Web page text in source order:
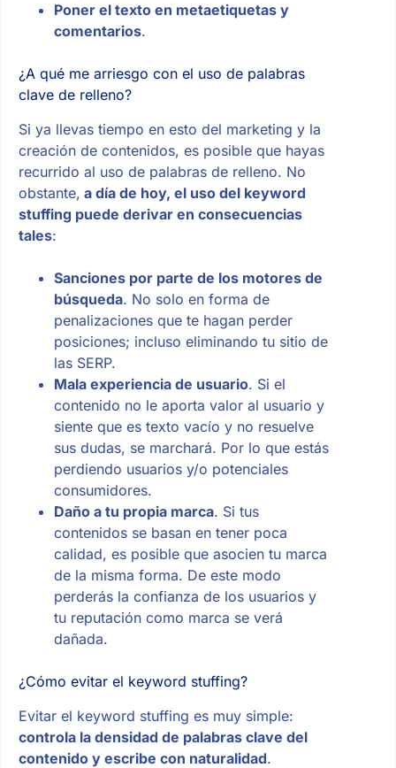
Poner el texto en metaetiquetas y
comentarios.
¿A qué me arriesgo con el uso de palabras
clave de relleno?
Si ya llevas tiempo en esto del marketing y la
creación de contenidos, es posible que hayas
recurrido al uso de palabras de relleno. No
obstante, a día de hoy, el uso del keyword
stuffing puede derivar en consecuencias
tales:
Sanciones por parte de los motores de
búsqueda. No solo en forma de
penalizaciones que te hagan perder
posiciones; incluso eliminando tu sitio de
las SERP.
Mala experiencia de usuario. Si el
contenido no le aporta valor al usuario y
siente que es texto vacío y no resuelve
sus dudas, se marchará. Por lo que estás
perdiendo usuarios y/o potenciales
consumidores.
Daño a tu propia marca. Si tus
contenidos se basan en tener poca
calidad, es posible que asocien tu marca
de la misma forma. De este modo
perderás la confianza de los usuarios y
tu reputación como marca se verá
dañada.
¿Cómo evitar el keyword stuffing?
Evitar el keyword stuffing es muy simple:
controla la densidad de palabras clave del
contenido y escribe con naturalidad.